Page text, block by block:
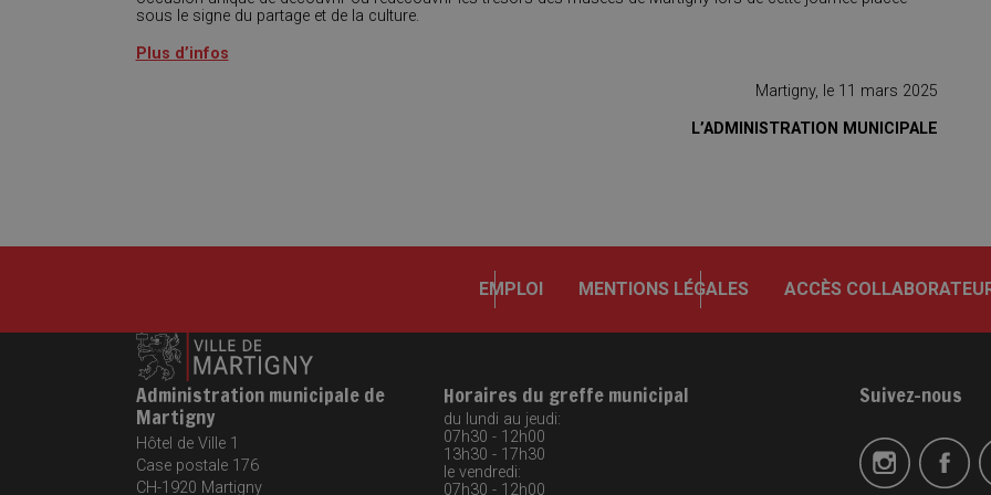
sous le signe du partage et de la culture.
Plus d’infos
Martigny, le 11 mars 2025
L’ADMINISTRATION MUNICIPALE
Administration municipale de
Martigny
Hôtel de Ville 1
Case postale 176
CH-1920 Martigny
Horaires du greffe municipal
du lundi au jeudi:
07h30 - 12h00
13h30 - 17h30
le vendredi:
07h30 - 12h00
EMPLOI MENTIONS LÉGALES ACCÈS
Suivez-nous